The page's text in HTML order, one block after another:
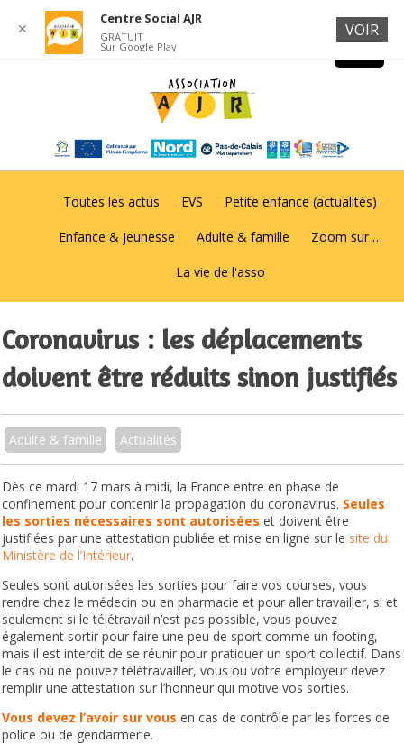
Toutes les actus EVS Petite enfance (actualités)
Enfance & jeunesse Adulte & famille Zoom sur …
La vie de l'asso
Coronavirus : les déplacements
doivent être réduits sinon justifiés
Adulte & famille Actualités
Dès ce mardi 17 mars à midi, la France entre en phase de
confinement pour contenir la propagation du coronavirus. Seules
les sorties nécessaires sont autorisées et doivent être
justifiées par une attestation publiée et mise en ligne sur le site du
Ministère de l’Intérieur.
Seules sont autorisées les sorties pour faire vos courses, vous
rendre chez le médecin ou en pharmacie et pour aller travailler, si et
seulement si le télétravail n’est pas possible, vous pouvez
également sortir pour faire une peu de sport comme un footing,
mais il est interdit de se réunir pour pratiquer un sport collectif. Dans
le cas où ne pouvez télétravailler, vous ou votre employeur devez
remplir une attestation sur l’honneur qui motive vos sorties.
Vous devez l’avoir sur vous en cas de contrôle par les forces de
police ou de gendarmerie.
✕
Centre Social AJR
GRATUIT
Sur Google Play
VOIR